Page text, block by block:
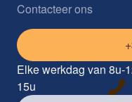
Contacteer ons
Elke werkdag van 8u-
15u